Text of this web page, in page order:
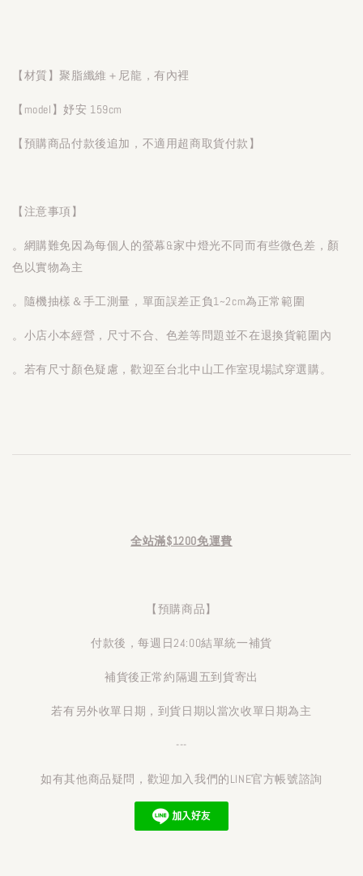
【材質】聚脂纖維＋尼龍，有內裡
【model】妤安 159cm
【預購商品付款後追加，不適用超商取貨付款】
【注意事項】
。網購難免因為每個人的螢幕&家中燈光不同而有些微色差，顏
色以實物為主
。隨機抽樣＆手工測量，單面誤差正負1~2cm為正常範圍
。小店小本經營，尺寸不合、色差等問題並不在退換貨範圍內
。若有尺寸顏色疑慮，歡迎至台北中山工作室現場試穿選購。
全站滿$1200免運費
【預購商品】
付款後，每週日24:00結單統一補貨
補貨後正常約隔週五到貨寄出
若有另外收單日期，到貨日期以當次收單日期為主
---
如有其他商品疑問，歡迎加入我們的LINE官方帳號諮詢